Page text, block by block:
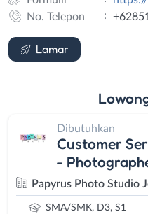
No. Telepon
:
Lamar
Formulir WhatsApp
Dibutuhkan
Customer
-
Papyrus Photo Studio
SMA/SMK, D3, S1